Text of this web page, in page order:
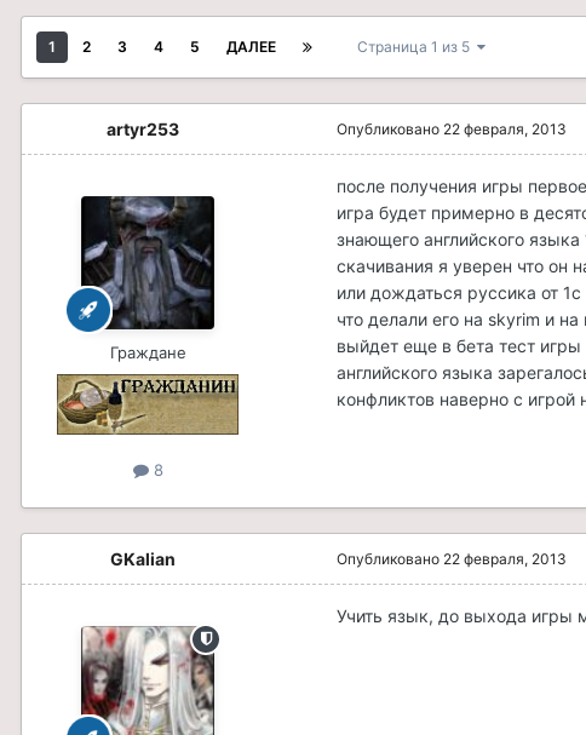
1 2 3 4 5 ДАЛЕЕ Страница 1 из 5
artyr253
Граждане
8
Опубликовано 22 февраля, 2013
после получения игры
игра будет примерно в
знающего английского
скачивания я уверен что он
или дождаться руссика от
что делали его на skyrim и
выйдет еще в бета тест
английского языка
конфликтов наверно с
GKalian Опубликовано 22 февраля, 2013
Учить язык, до выхода игры